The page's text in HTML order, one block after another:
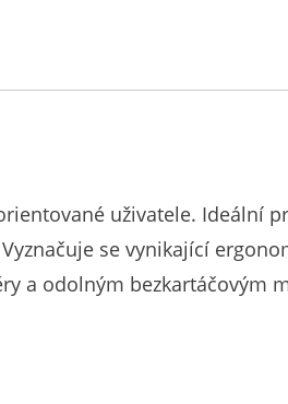
uživatele. Ideální
se vynikající
a odolným bezkartáčovým